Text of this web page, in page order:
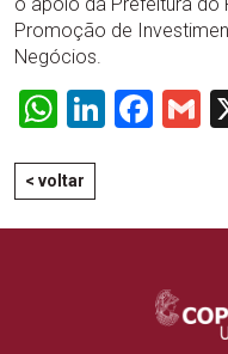
Promoção de
Negócios.
WhatsApp
< voltar